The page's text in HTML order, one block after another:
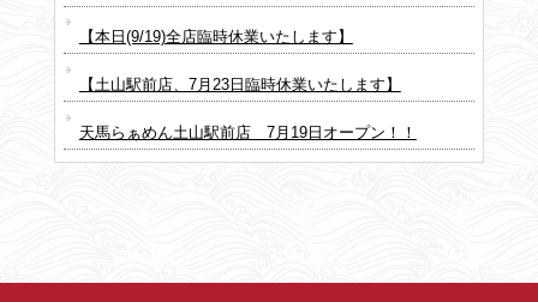
【本日(9/19)全店臨時休業いたします】
【土山駅前店、7月23日臨時休業いたします】
天馬らぁめん土山駅前店 7月19日オープン！！